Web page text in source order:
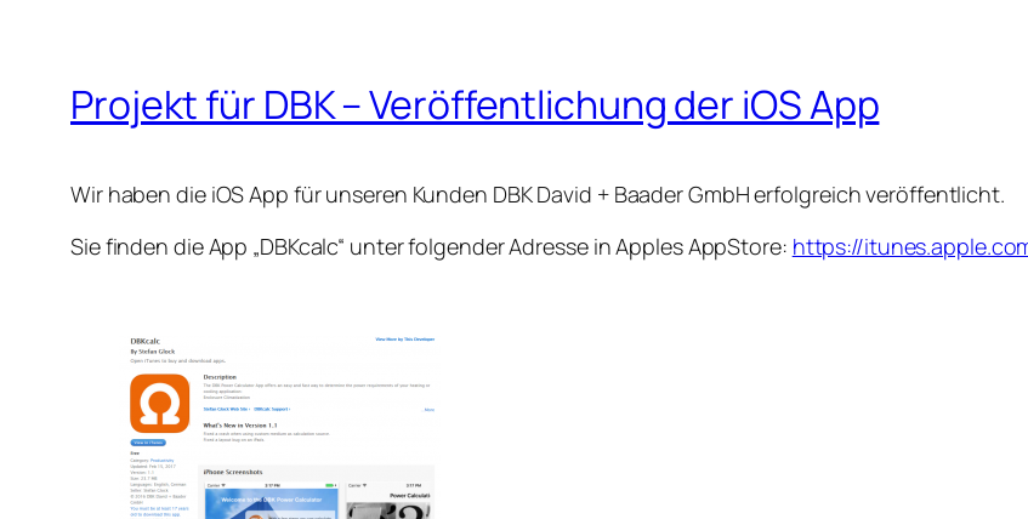
Projekt für DBK – Veröffentlichung der iOS App
Wir haben die iOS App für unseren Kunden DBK David + Baader GmbH erfolgreich veröffentlicht.
Sie finden die App „DBKcalc“ unter folgender Adresse in Apples AppStore: https://